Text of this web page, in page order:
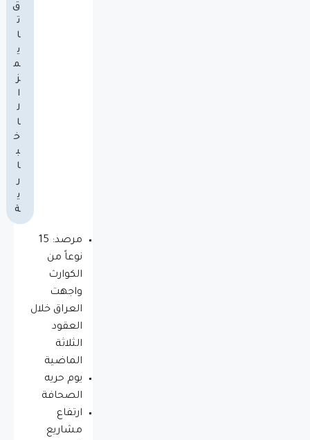
ق
ت
ا
ي
م
ز
ا
ل
ا
خ
ب
ا
ر
ي
ة
مرصد: 15
نوعاً من
الكوارث
واجهت
العراق خلال
العقود
الثلاثة
الماضية
يوم حريه
الصحافة
ارتفاع
مشاريع